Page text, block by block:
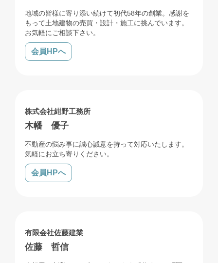
地域の皆様に寄り添い続けて初代58年の創業。感謝を
もって土地建物の売買・設計・施工に挑んでいます。
お気軽にご相談下さい。
会員HPへ
売買 賃貸 リフォーム
株式会社紺野工務所
木幡 優子
不動産の悩み事に誠心誠意を持って対応いたします。
気軽にお立ち寄りください。
会員HPへ
売買 賃貸 管理
有限会社佐藤建業
佐藤 哲信